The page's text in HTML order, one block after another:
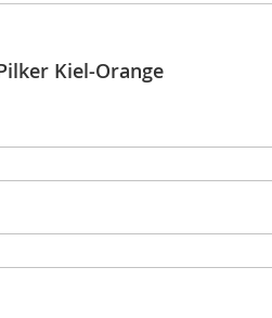
Kiel-Orange